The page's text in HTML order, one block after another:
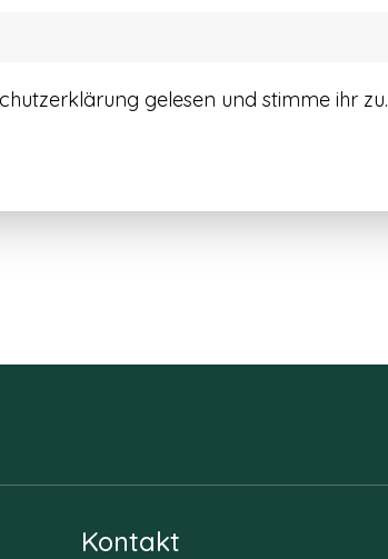
gelesen und stimme ihr zu.
Kontakt